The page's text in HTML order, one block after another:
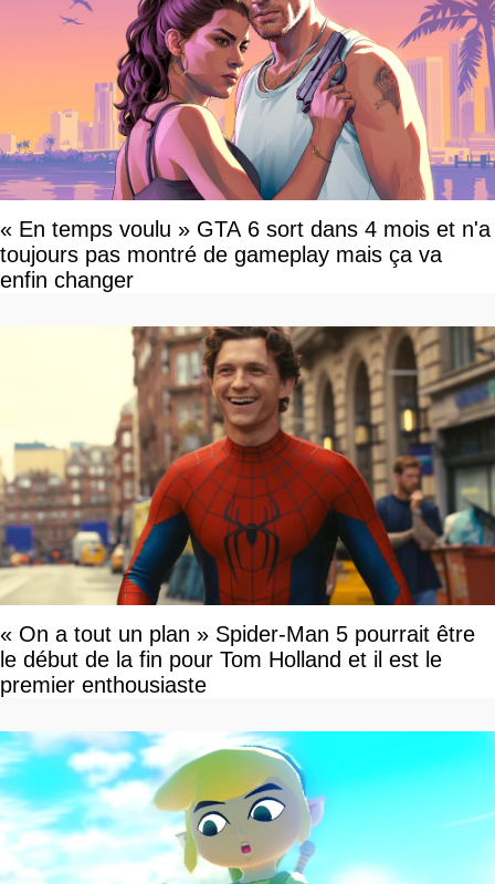
« En temps voulu » GTA 6 sort dans 4 mois et n'a
toujours pas montré de gameplay mais ça va
enfin changer
« On a tout un plan » Spider-Man 5 pourrait être
le début de la fin pour Tom Holland et il est le
premier enthousiaste